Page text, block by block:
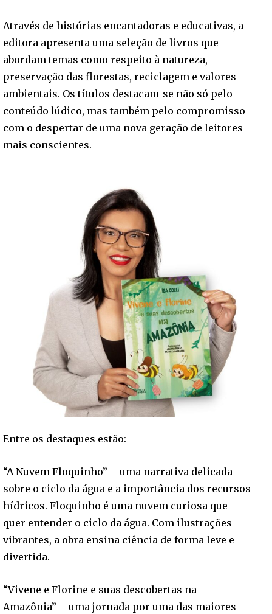
Através de histórias encantadoras e educativas, a
editora apresenta uma seleção de livros que
abordam temas como respeito à natureza,
preservação das florestas, reciclagem e valores
ambientais. Os títulos destacam-se não só pelo
conteúdo lúdico, mas também pelo compromisso
com o despertar de uma nova geração de leitores
mais conscientes.
Entre os destaques estão:
“A Nuvem Floquinho” – uma narrativa delicada
sobre o ciclo da água e a importância dos recursos
hídricos. Floquinho é uma nuvem curiosa que
quer entender o ciclo da água. Com ilustrações
vibrantes, a obra ensina ciência de forma leve e
divertida.
“Vivene e Florine e suas descobertas na
Amazônia” – uma jornada por uma das maiores